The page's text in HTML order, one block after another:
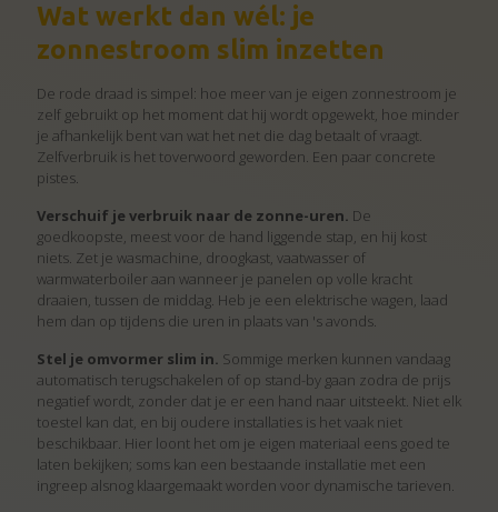
Wat werkt dan wél: je
zonnestroom slim inzetten
De rode draad is simpel: hoe meer van je eigen zonnestroom je
zelf gebruikt op het moment dat hij wordt opgewekt, hoe minder
je afhankelijk bent van wat het net die dag betaalt of vraagt.
Zelfverbruik is het toverwoord geworden. Een paar concrete
pistes.
Verschuif je verbruik naar de zonne-uren. De
goedkoopste, meest voor de hand liggende stap, en hij kost
niets. Zet je wasmachine, droogkast, vaatwasser of
warmwaterboiler aan wanneer je panelen op volle kracht
draaien, tussen de middag. Heb je een elektrische wagen, laad
hem dan op tijdens die uren in plaats van 's avonds.
Stel je omvormer slim in. Sommige merken kunnen vandaag
automatisch terugschakelen of op stand-by gaan zodra de prijs
negatief wordt, zonder dat je er een hand naar uitsteekt. Niet elk
toestel kan dat, en bij oudere installaties is het vaak niet
beschikbaar. Hier loont het om je eigen materiaal eens goed te
laten bekijken; soms kan een bestaande installatie met een
ingreep alsnog klaargemaakt worden voor dynamische tarieven.